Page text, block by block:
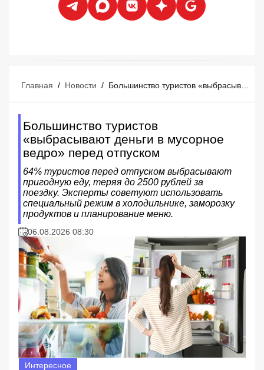
Главная / Новости / Большинство туристов «выбрасывают деньги в мусорное ведро» перед отпуском
Большинство туристов
«выбрасывают деньги в мусорное
ведро» перед отпуском
64% туристов перед отпуском выбрасывают
пригодную еду, теряя до 2500 рублей за
поездку. Эксперты советуют использовать
специальный режим в холодильнике, заморозку
продуктов и планирование меню.
06.08.2026 08:30
Интересное